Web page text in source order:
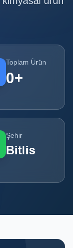
Toplam Ürün
0+
Şehir
Bitlis